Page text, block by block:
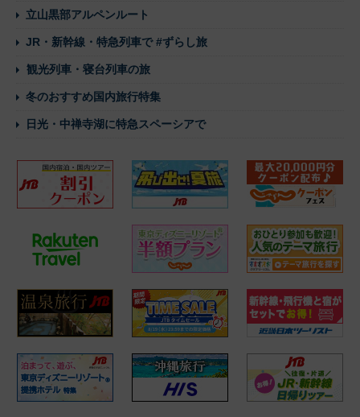
立山黒部アルペンルート
JR・新幹線・特急列車で #ずらし旅
観光列車・寝台列車の旅
冬のおすすめ国内旅行特集
日光・中禅寺湖に特急スペーシアで